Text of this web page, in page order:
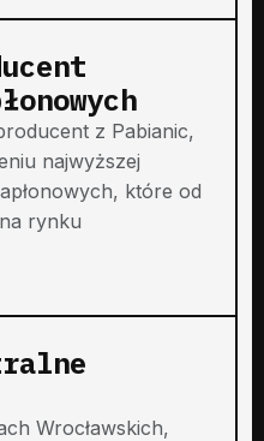
z Pabianic,
najwyższej
które od
rynku
Wrocławskich,